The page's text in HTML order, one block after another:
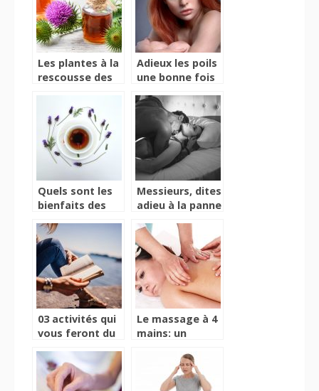
Les plantes à la
rescousse des
quotidien
Adieux les poils
une bonne fois
Quels sont les
bienfaits des
l’organisme
Messieurs, dites
adieu à la panne
03 activités qui
vous feront du
Le massage à 4
mains: un
pure détente
assurée !